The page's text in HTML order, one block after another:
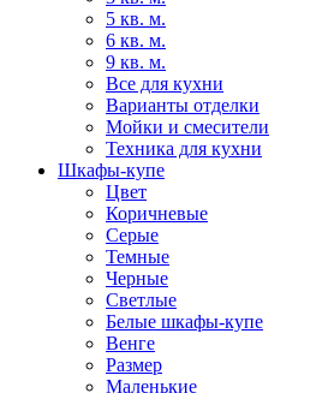
5 кв. м.
6 кв. м.
9 кв. м.
Все для кухни
Варианты отделки
Мойки и смесители
Техника для кухни
Шкафы-купе
Цвет
Коричневые
Серые
Темные
Черные
Светлые
Белые шкафы-купе
Венге
Размер
Маленькие